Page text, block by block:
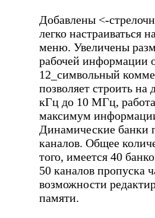
Добавлены <-
легко настраиваться
меню. Увеличены
рабочей информации
12_символьный
позволяет строить на
кГц до 10 МГц,
максимум
Динамические банки
каналов. Общее
того, имеется 40
50 каналов пропуска
возможности
памяти.